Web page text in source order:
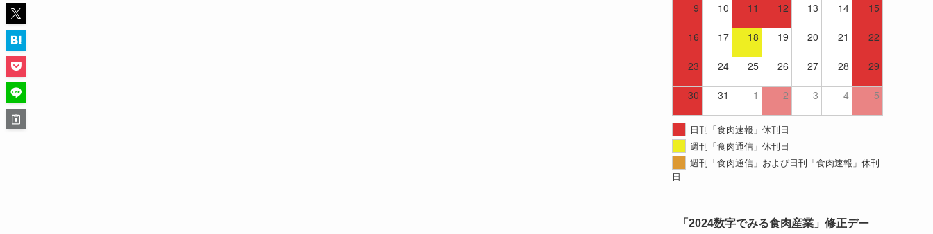
9 10 11 12 13 14 15
16 17 18 19 20 21 22
23 24 25 26 27 28 29
30 31 1 2 3 4 5
日刊「食肉速報」休刊日
週刊「食肉通信」休刊日
週刊「食肉通信」および日刊「食肉速報」休刊
日
「2024数字でみる食肉産業」修正デー